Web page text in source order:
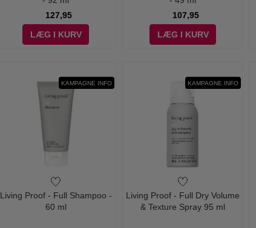
127,95
LÆG I KURV
107,95
LÆG I KURV
KAMPAGNE INFO
Living Proof - Full Shampoo -
60 ml
KAMPAGNE INFO
Living Proof - Full Dry Volume
& Texture Spray 95 ml